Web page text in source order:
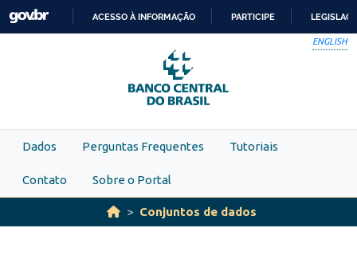
Skip to main content
PARA
O
CONTEÚDO
ACESSO À INFORMAÇÃO PARTICIPE
ENGLISH
Dados Perguntas Frequentes Tutoriais
Contato Sobre o Portal
Conjuntos de dados